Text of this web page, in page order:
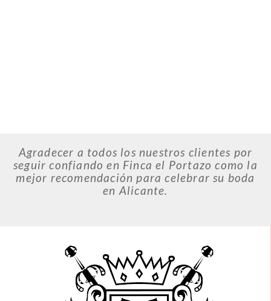
Agradecer a todos los nuestros clientes por
seguir confiando en Finca el Portazo como la
mejor recomendación para celebrar su boda
en Alicante.